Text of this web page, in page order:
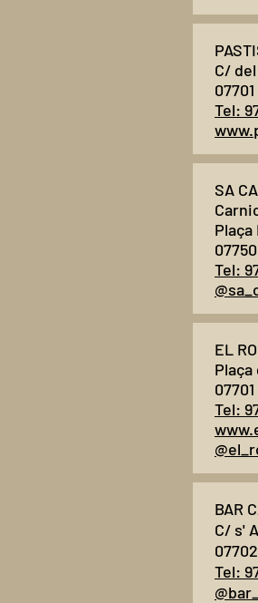
C/
Tel:
SA
Plaça
Tel:
EL
Plaça
Tel:
BAR
C/ s'
Tel: